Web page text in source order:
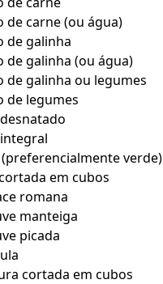
de carne (ou água)
de galinha
de galinha (ou água)
de galinha ou legumes
de legumes
verde)
em cubos
romana
manteiga
picada
cortada em cubos